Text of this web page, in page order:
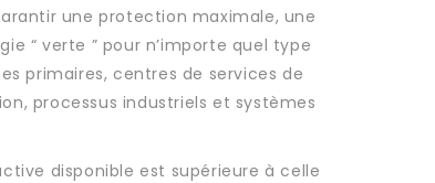
une protection maximale, une
“ verte ” pour n’importe quel type
primaires, centres de services de
processus industriels et systèmes
disponible est supérieure à celle